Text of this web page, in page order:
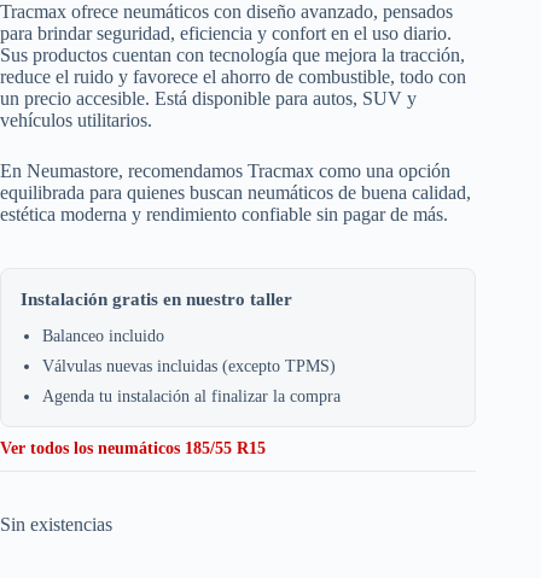
Tracmax ofrece neumáticos con diseño avanzado, pensados
para brindar seguridad, eficiencia y confort en el uso diario.
Sus productos cuentan con tecnología que mejora la tracción,
reduce el ruido y favorece el ahorro de combustible, todo con
un precio accesible. Está disponible para autos, SUV y
vehículos utilitarios.
En Neumastore, recomendamos Tracmax como una opción
equilibrada para quienes buscan neumáticos de buena calidad,
estética moderna y rendimiento confiable sin pagar de más.
Instalación gratis en nuestro taller
Balanceo incluido
Válvulas nuevas incluidas (excepto TPMS)
Agenda tu instalación al finalizar la compra
Ver todos los neumáticos 185/55 R15
Sin existencias